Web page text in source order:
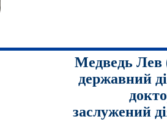
Медведь Лев
державний
заслужений